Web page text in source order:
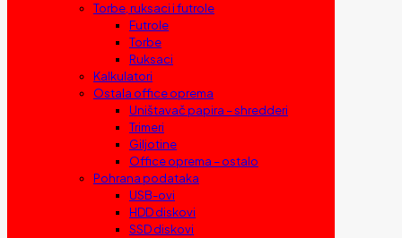
Torbe, ruksaci i futrole
Futrole
Torbe
Ruksaci
Kalkulatori
Ostala office oprema
Uništavač papira – shredderi
Trimeri
Giljotine
Office oprema – ostalo
Pohrana podataka
USB-ovi
HDD diskovi
SSD diskovi